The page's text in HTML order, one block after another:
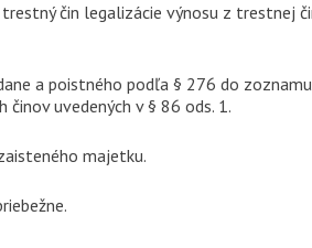
čin legalizácie výnosu z trestnej
a poistného podľa § 276 do
uvedených v § 86 ods. 1.
majetku.